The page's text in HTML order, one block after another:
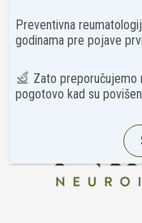
Preventivna
godinama pre pojave
Zato preporučujemo
pogotovo kad su